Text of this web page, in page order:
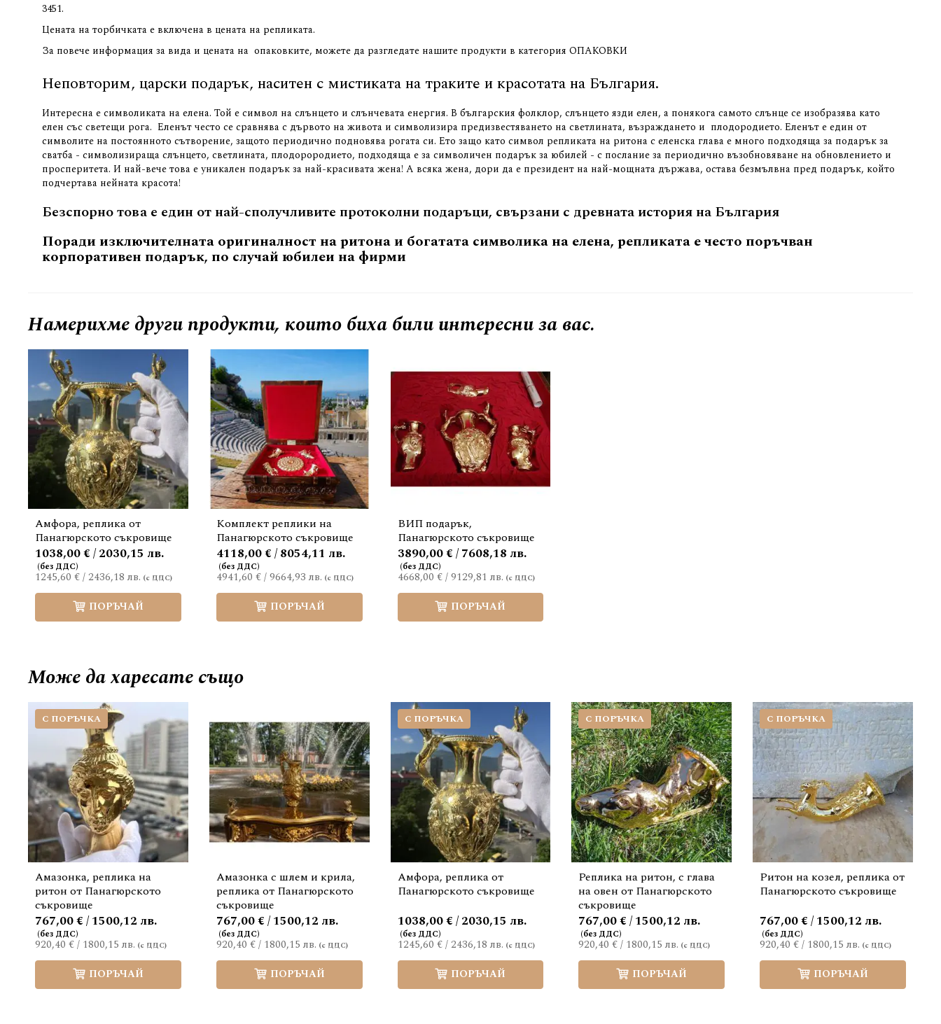
3451.
Цената на торбичката е включена в цената на репликата.
За повече информация за вида и цената на опаковките, можете да разгледате нашите продукти в категория ОПАКОВКИ
Неповторим, царски подарък, наситен с мистиката на траките и красотата на България.
Интересна е символиката на елена. Той е символ на слънцето и слънчевата енергия. В българския фолклор, слънцето язди елен, а понякога самото слънце се изобразява като
елен със светещи рога. Еленът често се сравнява с дървото на живота и символизира предизвестяването на светлината, възраждането и плодородието. Еленът е един от
символите на постоянното сътворение, защото периодично подновява рогата си. Ето защо като символ репликата на ритона с еленска глава е много подходяща за подарък за
сватба - символизираща слънцето, светлината, плодорородието, подходяща е за символичен подарък за юбилей - с послание за периодично възобновяване на обновлението и
просперитета. И най-вече това е уникален подарък за най-красивата жена! А всяка жена, дори да е президент на най-мощната държава, остава безмълвна пред подарък, който
подчертава нейната красота!
Безспорно това е един от най-сполучливите протоколни подаръци, свързани с древната история на България
Поради изключителната оригиналност на ритона и богатата символика на елена, репликата е често поръчван
корпоративен подарък, по случай юбилеи на фирми
Намерихме други продукти, които биха били интересни за вас.
Амфора, реплика от
Панагюрското съкровище
1245,60 €/2436,18 лв.
1038,00 € / 2030,15 лв.
ПОРЪЧАЙ
Комплект реплики на
Панагюрското съкровище
4941,60 €/9664,93 лв.
4118,00 € / 8054,11 лв.
ПОРЪЧАЙ
ВИП подарък,
Панагюрското съкровище
4668,00 €/9129,81 лв.
3890,00 € / 7608,18 лв.
ПОРЪЧАЙ
Може дахаресате също
С ПОРЪЧКА
Амазонка, реплика на
ритон от Панагюрското
съкровище
920,40 €/ 1800,15 лв.
767,00 € / 1500,12 лв.
ПОРЪЧАЙ
Амазонка с шлем и крила,
реплика от Панагюрското
съкровище
920,40 €/ 1800,15 лв.
767,00 € / 1500,12 лв.
ПОРЪЧАЙ
С ПОРЪЧКА
Амфора, реплика от
Панагюрското съкровище
1245,60 €/2436,18 лв.
1038,00 € / 2030,15 лв.
ПОРЪЧАЙ
С ПОРЪЧКА
Реплика на ритон, с глава
на овен от Панагюрското
съкровище
920,40 €/ 1800,15 лв.
767,00 € / 1500,12 лв.
ПОРЪЧАЙ
С ПОРЪЧКА
Ритон на козел, реплика от
Панагюрското съкровище
920,40 €/ 1800,15 лв.
767,00 € / 1500,12 лв.
ПОРЪЧАЙ